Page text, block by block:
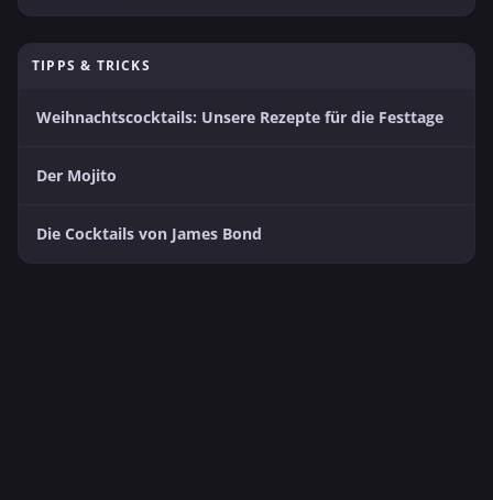
TIPPS & TRICKS
Weihnachtscocktails: Unsere Rezepte für die Festtage
Der Mojito
Die Cocktails von James Bond